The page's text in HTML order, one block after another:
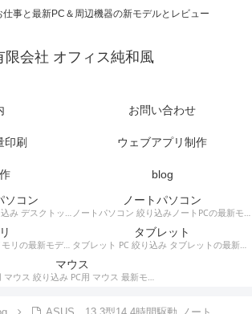
仕事と最新PC＆周辺機器の新モデルとレビュー
限会社 オフィス純和風
お問い合わせ
印刷 ウェブアプリ制作
blog
ソコン
デスクトップパソコン 絞り込み デスクトップPCの最新モデルやスペック・仕様に関する情報。
ノートパソコン
ノートパソコン 絞り込みノートPCの最新モデルやスペック・仕様に関する情報。
USBメモリ 絞り込み USBメモリの最新モデルやスペック・仕様に関する情報。
タブレット
タブレット PC 絞り込み タブレットの最新モデルやスペック・仕様に関する情報。
マウス
PC用 マウス 絞り込み PC用 マウス 最新モデルやスペック・仕様に関する情報。ワイヤレスマウス、有線マウス、接続タイプなど。